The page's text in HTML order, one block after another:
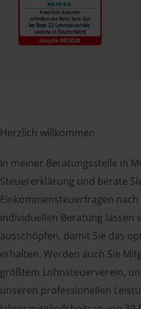
Herzlich willkommen
In meiner Beratungsstelle in
Steuererklärung und berate
Einkommensteuerfragen nach
individuellen Beratung lassen
ausschöpfen, damit Sie das
erhalten. Werden auch Sie
größtem Lohnsteuerverein,
unseren professionellen